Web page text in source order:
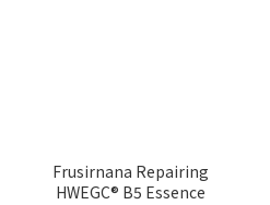
Frusirnana Repairing
HWEGC® B5 Essence